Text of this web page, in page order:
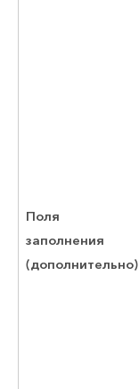
Поля
заполнения
(дополнительно)